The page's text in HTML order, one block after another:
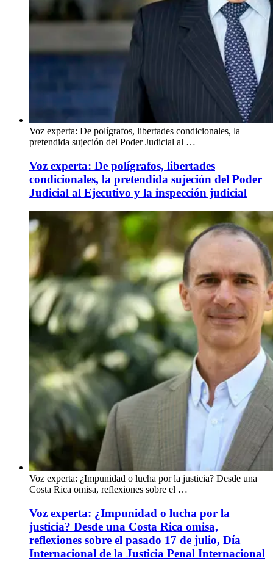
Voz experta: De polígrafos, libertades condicionales, la
pretendida sujeción del Poder Judicial al …
Voz experta: De polígrafos, libertades
condicionales, la pretendida sujeción del Poder
Judicial al Ejecutivo y la inspección judicial
Voz experta: ¿Impunidad o lucha por la justicia? Desde una
Costa Rica omisa, reflexiones sobre el …
Voz experta: ¿Impunidad o lucha por la
justicia? Desde una Costa Rica omisa,
reflexiones sobre el pasado 17 de julio, Día
Internacional de la Justicia Penal Internacional